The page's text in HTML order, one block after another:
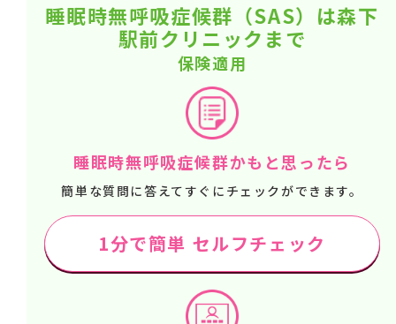
睡眠時無呼吸症候群（SAS）は森下
駅前クリニックまで
保険適用
睡眠時無呼吸症候群かもと思ったら
簡単な質問に答えてすぐにチェックができます。
1分で簡単 セルフチェック